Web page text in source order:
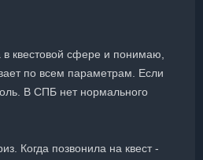
квестовой сфере и понимаю,
по всем параметрам. Если
В СПБ нет нормального
Когда позвонила на квест -